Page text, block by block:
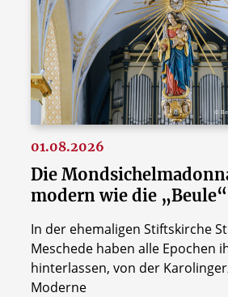
©
01.08.2026
Die
modern wie die „Beule“
In der ehemaligen Stiftskirche
Meschede haben alle Epochen
hinterlassen, von der
Moderne